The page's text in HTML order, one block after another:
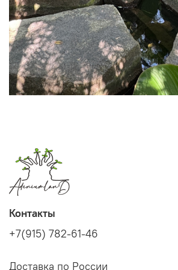
Контакты
+7(915) 782-61-46
Доставка по России